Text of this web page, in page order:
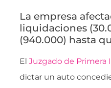
La empresa
liquidaciones
(940.000) hasta
El Juzgado de Primera
dictar un auto